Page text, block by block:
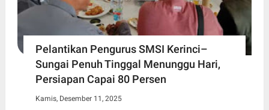
Pelantikan Pengurus SMSI Kerinci–
Sungai Penuh Tinggal Menunggu Hari,
Persiapan Capai 80 Persen
Kamis, Desember 11, 2025